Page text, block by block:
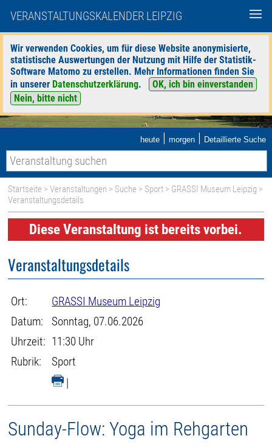
VERANSTALTUNGSKALENDER LEIPZIG
Wir verwenden Cookies, um für diese Website anonymisierte,
statistische Auswertungen der Nutzung mit Hilfe der Statistik-
Software Matomo zu erstellen. Mehr Informationen finden Sie
in unserer Datenschutzerklärung.
OK, ich bin einverstanden
Nein, bitte nicht
heute | morgen | Detaillierte Suche
Startseite >Veranstaltungen > Suche > Sport > GRASSI Museum Leipzig >
Veranstaltungsdetails
Diese Veranstaltung ist bereits vorbei.
Veranstaltungsdetails
Ort:
GRASSI Museum Leipzig
Datum:
Sonntag, 07.06.2026
Uhrzeit: 11:30 Uhr
Rubrik:
Sport
|
Sunday-Flow: Yoga im Rehgarten